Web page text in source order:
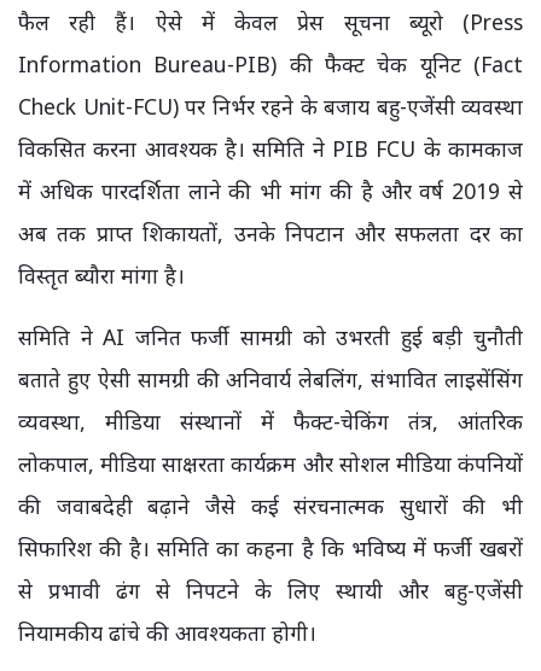
फैल रही हैं। ऐसे में केवल प्रेस सूचना ब्यूरो (Press
Information Bureau-PIB) की फैक्ट चेक यूनिट (Fact
Check Unit-FCU) पर निर्भर रहने के बजाय बहु-एजेंसी व्यवस्था
विकसित करना आवश्यक है। समिति ने PIB FCU के कामकाज
में अधिक पारदर्शिता लाने की भी मांग की है और वर्ष 2019 से
अब तक प्राप्त शिकायतों, उनके निपटान और सफलता दर का
विस्तृत ब्यौरा मांगा है।
समिति ने AI जनित फर्जी सामग्री को उभरती हुई बड़ी चुनौती
बताते हुए ऐसी सामग्री की अनिवार्य लेबलिंग, संभावित लाइसेंसिंग
व्यवस्था, मीडिया संस्थानों में फैक्ट-चेकिंग तंत्र, आंतरिक
लोकपाल, मीडिया साक्षरता कार्यक्रम और सोशल मीडिया कंपनियों
की जवाबदेही बढ़ाने जैसे कई संरचनात्मक सुधारों की भी
सिफारिश की है। समिति का कहना है कि भविष्य में फर्जी खबरों
से प्रभावी ढंग से निपटने के लिए स्थायी और बहु-एजेंसी
नियामकीय ढांचे की आवश्यकता होगी।